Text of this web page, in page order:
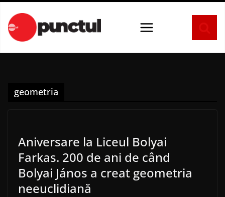
conținut
geometria
Aniversare la Liceul Bolyai
Farkas. 200 de ani de când
Bolyai János a creat geometria
neeuclidiană